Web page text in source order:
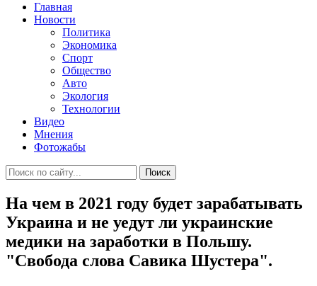
Главная
Новости
Политика
Экономика
Спорт
Общество
Авто
Экология
Технологии
Видео
Мнения
Фотожабы
Поиск
На чем в 2021 году будет зарабатывать
Украина и не уедут ли украинские
медики на заработки в Польшу.
"Свобода слова Савика Шустера".